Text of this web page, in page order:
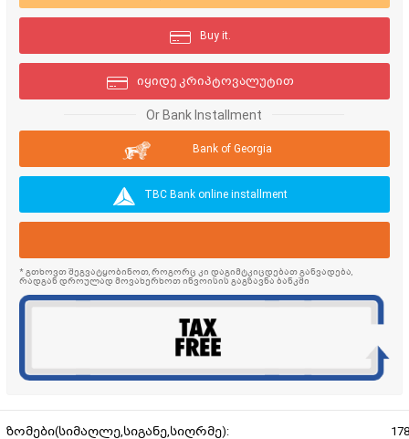
Buy it.
იყიდე კრიპტოვალუტით
Or Bank Installment
Bank of Georgia
TBC Bank online installment
* გთხოვთ შეგვატყობინოთ, როგორც კი დაგიმტკიცდებათ განვადება,
რადგან დროულად მოვახერხოთ ინვოისის გაგზავნა ბანკში
ზომები(სიმაღლე,სიგანე,სიღრმე):